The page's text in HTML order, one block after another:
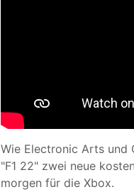
Wie Electronic Arts und
"F1 22" zwei neue
morgen für die Xbox.